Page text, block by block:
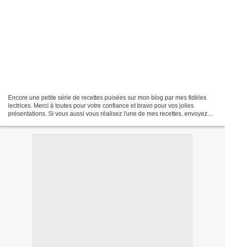
Encore une petite série de recettes puisées sur mon blog par mes fidèles
lectrices. Merci à toutes pour votre confiance et bravo pour vos jolies
présentations. Si vous aussi vous réalisez l'une de mes recettes, envoyez